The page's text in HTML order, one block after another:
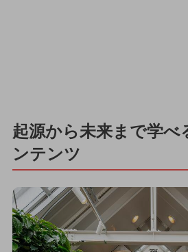
起源から未来まで学べ
ンテンツ